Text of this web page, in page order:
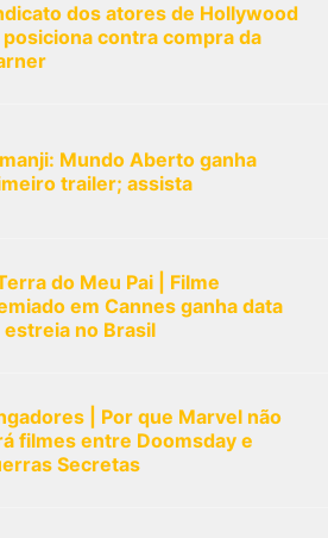
dos atores de Hollywood
contra compra da
Mundo Aberto ganha
trailer; assista
do Meu Pai | Filme
em Cannes ganha data
estreia no Brasil
| Por que Marvel não
filmes entre Doomsday e
Secretas